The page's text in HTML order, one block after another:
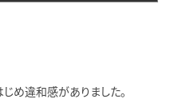
め違和感がありました。